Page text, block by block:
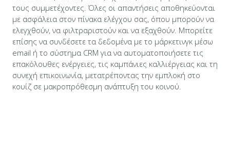
τους συμμετέχοντες. Όλες οι απαντήσεις αποθηκεύονται
με ασφάλεια στον πίνακα ελέγχου σας, όπου μπορούν να
ελεγχθούν, να φιλτραριστούν και να εξαχθούν. Μπορείτε
επίσης να συνδέσετε τα δεδομένα με το μάρκετινγκ μέσω
email ή το σύστημα CRM για να αυτοματοποιήσετε τις
επακόλουθες ενέργειες, τις καμπάνιες καλλιέργειας και τη
συνεχή επικοινωνία, μετατρέποντας την εμπλοκή στο
κουίζ σε μακροπρόθεσμη ανάπτυξη του κοινού.